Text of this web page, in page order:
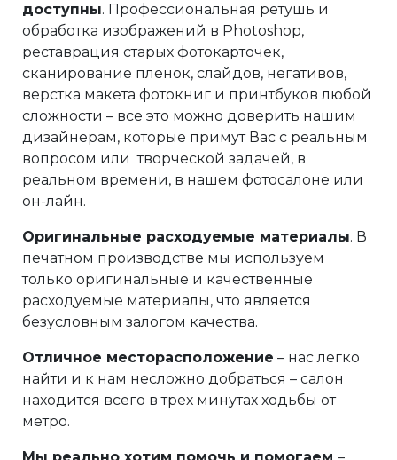
доступны. Профессиональная ретушь и
обработка изображений в Photoshop,
реставрация старых фотокарточек,
сканирование пленок, слайдов, негативов,
верстка макета фотокниг и принтбуков любой
сложности – все это можно доверить нашим
дизайнерам, которые примут Вас с реальным
вопросом или творческой задачей, в
реальном времени, в нашем фотосалоне или
он-лайн.
Оригинальные расходуемые материалы. В
печатном производстве мы используем
только оригинальные и качественные
расходуемые материалы, что является
безусловным залогом качества.
Отличное месторасположение – нас легко
найти и к нам несложно добраться – салон
находится всего в трех минутах ходьбы от
метро.